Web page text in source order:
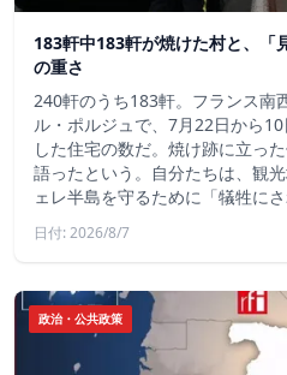
183軒中183軒が焼けた村と、「
の重さ
240軒のうち183軒。フランス南
ル・ポルジュで、7月22日から
した住宅の数だ。焼け跡に立っ
語ったという。自分たちは、観
ェレ半島を守るために「犠牲にさ
日付: 2026/8/7
政治・公共政策